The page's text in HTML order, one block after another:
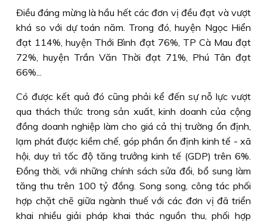
Ðiều đáng mừng là hầu hết các đơn vị đều đạt và vượt
khá so với dự toán năm. Trong đó, huyện Ngọc Hiển
đạt 114%, huyện Thới Bình đạt 76%, TP Cà Mau đạt
72%, huyện Trần Văn Thời đạt 71%, Phú Tân đạt
66%...
Có được kết quả đó cũng phải kể đến sự nỗ lực vượt
qua thách thức trong sản xuất, kinh doanh của cộng
đồng doanh nghiệp làm cho giá cả thị trường ổn định,
lạm phát được kiềm chế, góp phần ổn định kinh tế - xã
hội, duy trì tốc độ tăng trưởng kinh tế (GDP) trên 6%.
Ðồng thời, với những chính sách sửa đổi, bổ sung làm
tăng thu trên 100 tỷ đồng. Song song, công tác phối
hợp chặt chẽ giữa ngành thuế với các đơn vị đã triển
khai nhiều giải pháp khai thác nguồn thu, phối hợp